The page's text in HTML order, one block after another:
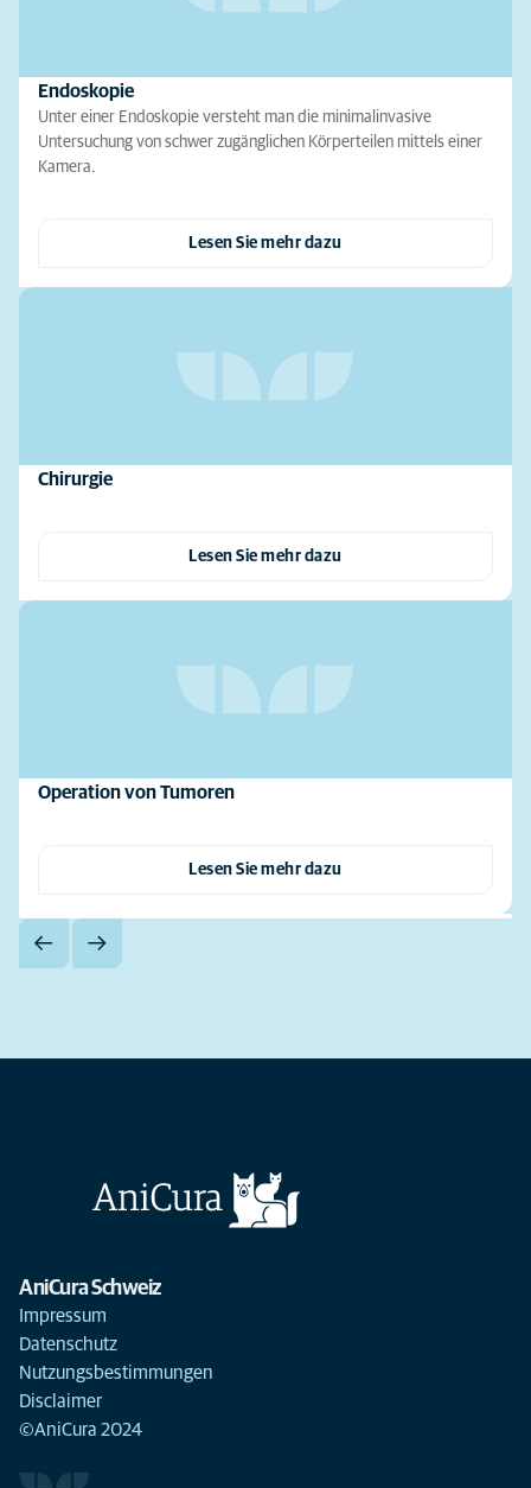
Endoskopie
Unter einer Endoskopie versteht man die minimalinvasive
Untersuchung von schwer zugänglichen Körperteilen mittels einer
Kamera.
Lesen Sie mehr dazu
Chirurgie
Lesen Sie mehr dazu
Operation von Tumoren
Lesen Sie mehr dazu
AniCura Schweiz
Impressum
Datenschutz
Nutzungsbestimmungen
Disclaimer
©AniCura 2024